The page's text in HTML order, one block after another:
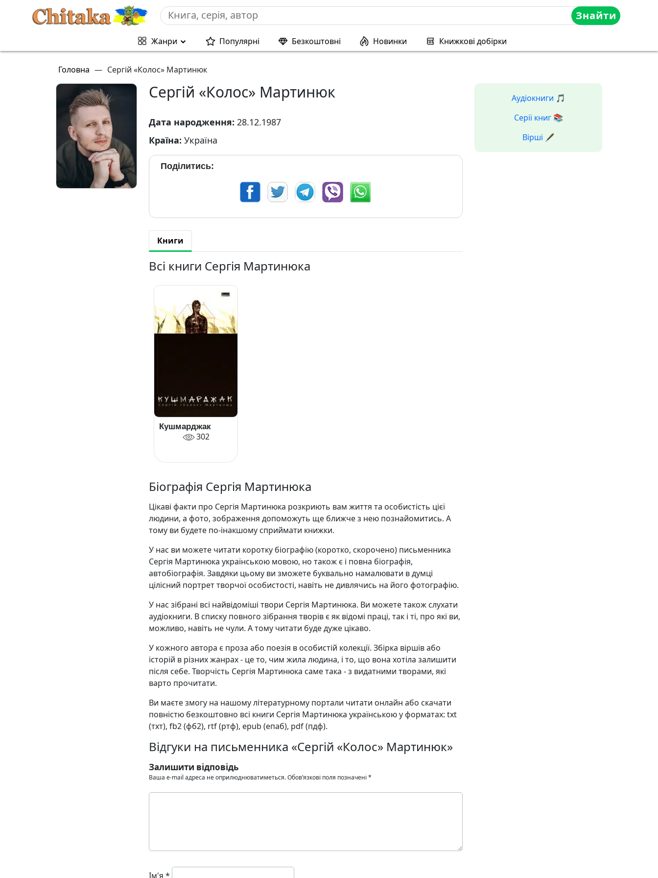
Знайти
Жанри Популярні Безкоштовні Новинки Книжкові добірки
Головна — Сергій «Колос» Мартинюк
Сергій «Колос» Мартинюк
Дата народження: 28.12.1987
Країна: Україна
Поділитись:
Книги
Всі книги Сергія Мартинюка
Кушмарджак
302
Біографія Сергія Мартинюка
Цікаві факти про Сергія Мартинюка розкриють вам життя та особистість цієї
людини, а фото, зображення допоможуть ще ближче з нею познайомитись. А
тому ви будете по-інакшому сприймати книжки.
У нас ви можете читати коротку біографію (коротко, скорочено) письменника
Сергія Мартинюка українською мовою, но також є і повна біографія,
автобіографія. Завдяки цьому ви зможете буквально намалювати в думці
цілісний портрет творчої особистості, навіть не дивлячись на його фотографію.
У нас зібрані всі найвідоміші твори Сергія Мартинюка. Ви можете також слухати
аудіокниги. В списку повного зібрання творів є як відомі праці, так і ті, про які ви,
можливо, навіть не чули. А тому читати буде дуже цікаво.
У кожного автора є проза або поезія в особистій колекції. Збірка віршів або
історій в різних жанрах - це то, чим жила людина, і то, що вона хотіла залишити
після себе. Творчість Сергія Мартинюка саме така - з видатними творами, які
варто прочитати.
Ви маєте змогу на нашому літературному портали читати онлайн або скачати
повністю безкоштовно всі книги Сергія Мартинюка українською у форматах: txt
(тхт), fb2 (фб2), rtf (ртф), epub (епаб), pdf (пдф).
Відгуки на письменника «Сергій «Колос» Мартинюк»
Залишити відповідь
Ваша e-mail адреса не оприлюднюватиметься.Обов’язкові поля позначені *
Ім'я *
Аудіокниги 🎵
Серії книг 📚
Вірші 🖋️